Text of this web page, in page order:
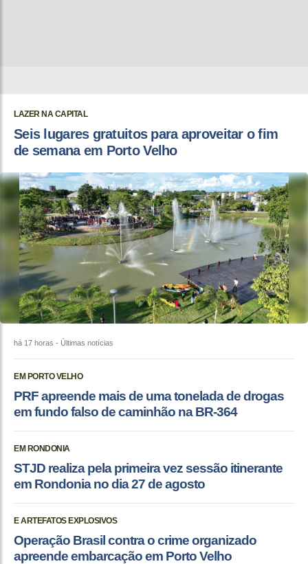
LAZER NA CAPITAL
Seis lugares gratuitos para aproveitar o fim
de semana em Porto Velho
há 17 horas - Últimas notícias
EM PORTO VELHO
PRF apreende mais de uma tonelada de drogas
em fundo falso de caminhão na BR-364
EM RONDONIA
STJD realiza pela primeira vez sessão itinerante
em Rondonia no dia 27 de agosto
E ARTEFATOS EXPLOSIVOS
Operação Brasil contra o crime organizado
apreende embarcação em Porto Velho